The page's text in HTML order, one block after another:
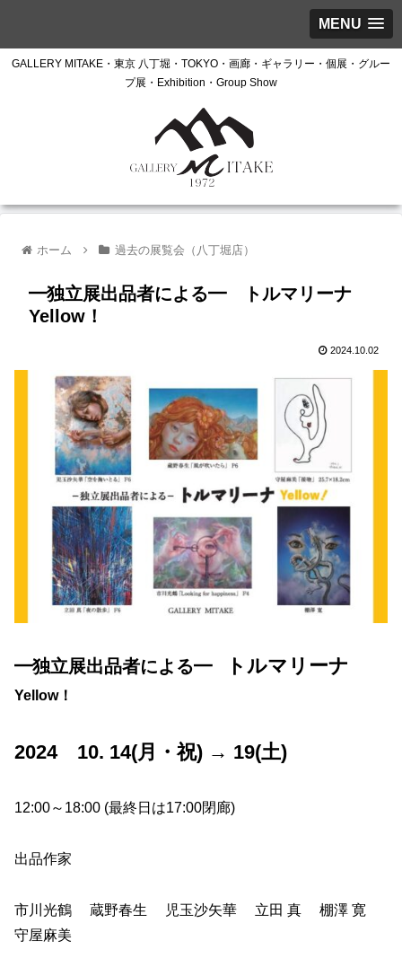
MENU
GALLERY MITAKE・東京 八丁堀・TOKYO・画廊・ギャラリー・個展・グルー
プ展・Exhibition・Group Show
ホーム 過去の展覧会（八丁堀店）
━独立展出品者による━ トルマリーナ
Yellow！
2024.10.02
━独立展出品者による━ トルマリーナ
Yellow！
2024 10. 14(月・祝) → 19(土)
12:00～18:00 (最終日は17:00閉廊)
出品作家
市川光鶴 蔵野春生 児玉沙矢華 立田 真 棚澤 寛
守屋麻美